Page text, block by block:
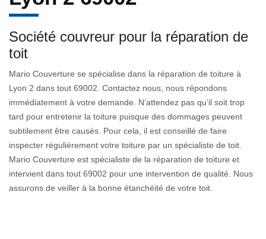
Société couvreur pour la réparation de
toit
Mario Couverture se spécialise dans la réparation de toiture à
Lyon 2 dans tout 69002. Contactez nous, nous répondons
immédiatement à votre demande. N’attendez pas qu’il soit trop
tard pour entretenir la toiture puisque des dommages peuvent
subtilement être causés. Pour cela, il est conseillé de faire
inspecter régulièrement votre toiture par un spécialiste de toit.
Mario Couverture est spécialiste de la réparation de toiture et
intervient dans tout 69002 pour une intervention de qualité. Nous
assurons de veiller à la bonne étanchéité de votre toit.